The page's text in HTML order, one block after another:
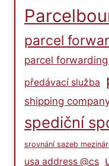
parcel
parcel
předávací služba
shipping
spediční
srovnání sazeb
usa address @cs